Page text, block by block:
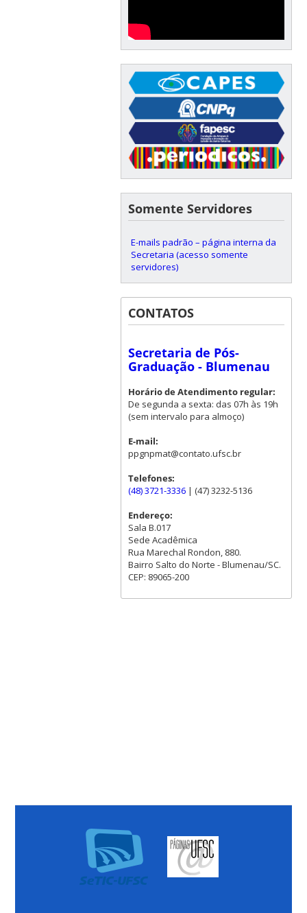
Somente Servidores
E-mails padrão – página interna da
Secretaria (acesso somente
servidores)
CONTATOS
Secretaria de Pós-
Graduação - Blumenau
Horário de Atendimento regular:
De segunda a sexta: das 07h às 19h
(sem intervalo para almoço)
E-mail:
ppgnpmat@contato.ufsc.br
Telefones:
(48) 3721-3336| (47) 3232-5136
Endereço:
Sala B.017
Sede Acadêmica
Rua Marechal Rondon, 880.
Bairro Salto do Norte - Blumenau/SC.
CEP: 89065-200